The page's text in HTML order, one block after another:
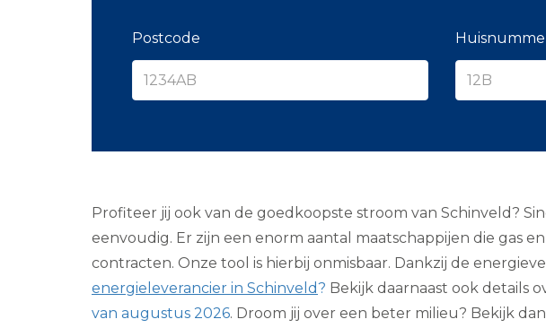
Postcode
Profiteer jij ook van de goedkoopste stroom van Schinveld?
eenvoudig. Er zijn een enorm aantal maatschappijen die gas
contracten. Onze tool is hierbij onmisbaar. Dankzij de
energieleverancier in Schinveld? Bekijk daarnaast ook details
van augustus 2026. Droom jij over een beter milieu? Bekijk